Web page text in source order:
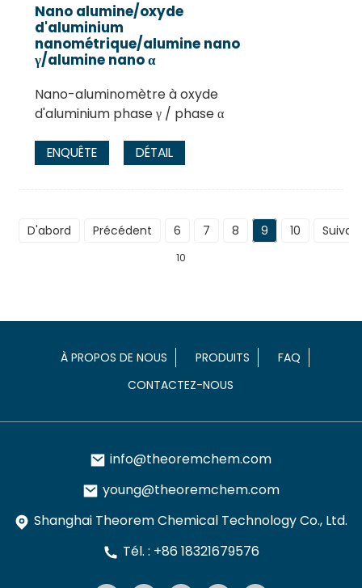
Nano alumine/oxyde
d'aluminium
nanométrique/alumine nano
γ/alumine nano α
Nano-aluminomètre à oxyde
d'aluminium phase γ / phase α
ENQUÊTE DÉTAIL
D'abord Précédent 6 7 8 9 10
10
À PROPOS DE NOUS PRODUITS
FAQ
CONTACTEZ-NOUS
info@theoremchem.com
young@theoremchem.com
Shanghai Theorem Chemical Technology Co., Ltd.
Tél. : +86 18321679576